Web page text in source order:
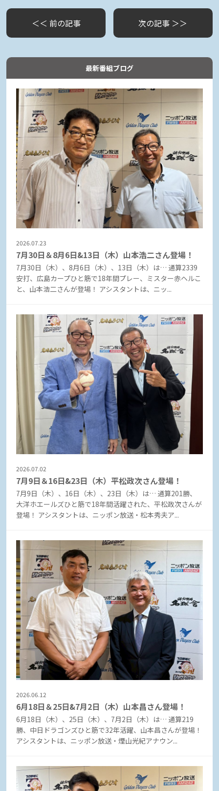
＜＜ 前の記事 次の記事 ＞＞
最新番組ブログ
2026.07.23
7月30日＆8月6日&13日（木）山本浩二さん登場！
7月30日（木）、8月6日（木）、13日（木）は… 通算2339
安打、広島カープひと筋で18年間プレー、ミスター赤ヘルこ
と、山本浩二さんが登場！ アシスタントは、ニッ...
2026.07.02
7月9日＆16日&23日（木）平松政次さん登場！
7月9日（木）、16日（木）、23日（木）は… 通算201勝、
大洋ホエールズひと筋で18年間活躍された、平松政次さんが
登場！ アシスタントは、ニッポン放送・松本秀夫ア...
2026.06.12
6月18日＆25日&7月2日（木）山本昌さん登場！
6月18日（木）、25日（木）、7月2日（木）は… 通算219
勝、中日ドラゴンズひと筋で32年活躍、山本昌さんが登場！
アシスタントは、ニッポン放送・煙山光紀アナウン...